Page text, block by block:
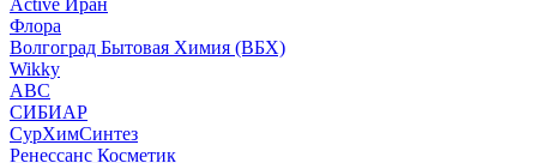
Аctive Иран
Флора
Волгоград Бытовая Химия (ВБХ)
Wikky
АВС
СИБИАР
СурХимСинтез
Ренессанс Косметик